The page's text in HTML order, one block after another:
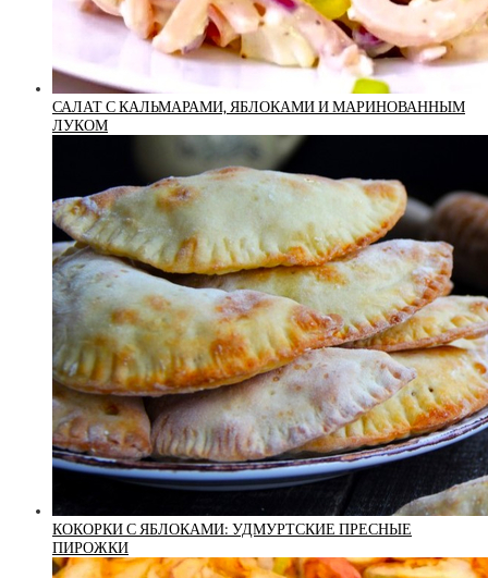
САЛАТ С КАЛЬМАРАМИ, ЯБЛОКАМИ И МАРИНОВАННЫМ
ЛУКОМ
КОКОРКИ С ЯБЛОКАМИ: УДМУРТСКИЕ ПРЕСНЫЕ
ПИРОЖКИ